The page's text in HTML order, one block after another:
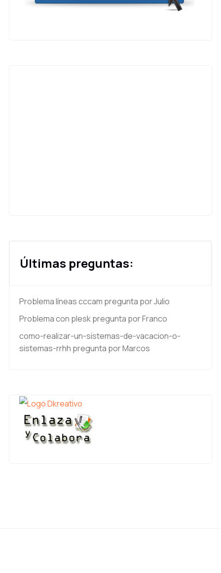
Últimas preguntas:
Problema líneas cccam pregunta por Julio
Problema con pleskpregunta por Franco
como-realizar-un-sistemas-de-vacacion-o-
sistemas-rrhh pregunta por Marcos